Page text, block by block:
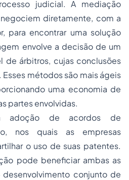
judicial. A mediação
diretamente, com a
para encontrar uma solução
envolve a decisão de um
de árbitros, cujas conclusões
métodos são mais ágeis
uma economia de
partes envolvidas.
adoção de acordos de
nos quais as empresas
o uso de suas patentes.
pode beneficiar ambas as
conjunto de